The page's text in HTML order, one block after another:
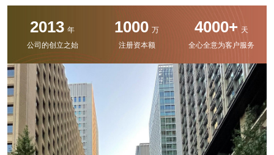
2013 年
公司的创立之始
1000 万
注册资本额
4000+ 天
全心全意为客户服务